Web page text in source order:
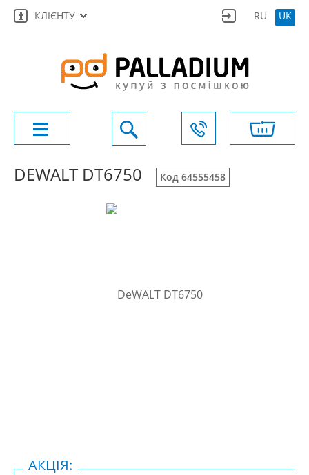
КЛІЄНТУ RU UK
DEWALT DT6750 Код 64555458
АКЦІЯ: